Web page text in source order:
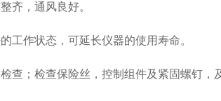
齐，通风良好。
工作状态，可延长仪器的使用寿命。
查；检查保险丝，控制组件及紧固螺钉，